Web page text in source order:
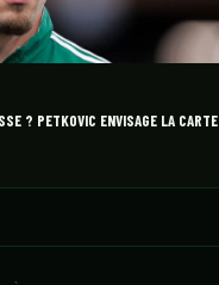
? PETKOVIC ENVISAGE LA CARTE